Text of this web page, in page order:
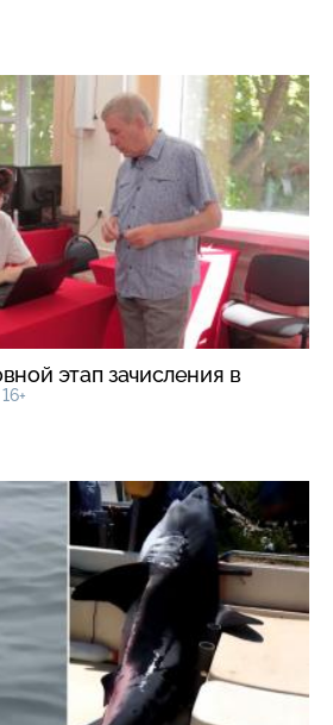
этап зачисления в
16+